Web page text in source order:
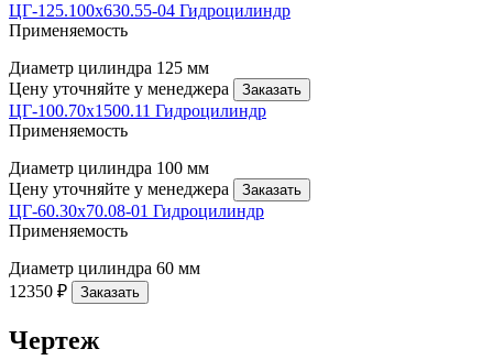
ЦГ-125.100х630.55-04 Гидроцилиндр
Применяемость
Диаметр цилиндра 125 мм
Цену уточняйте у менеджера
Заказать
ЦГ-100.70х1500.11 Гидроцилиндр
Применяемость
Диаметр цилиндра 100 мм
Цену уточняйте у менеджера
Заказать
ЦГ-60.30х70.08-01 Гидроцилиндр
Применяемость
Диаметр цилиндра 60 мм
12350 ₽
Заказать
Чертеж